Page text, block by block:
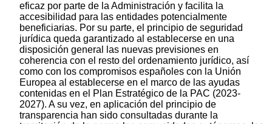
eficaz por parte de la Administración y facilita la
accesibilidad para las entidades potencialmente
beneficiarias. Por su parte, el principio de seguridad
jurídica queda garantizado al establecerse en una
disposición general las nuevas previsiones en
coherencia con el resto del ordenamiento jurídico, así
como con los compromisos españoles con la Unión
Europea al establecerse en el marco de las ayudas
contenidas en el Plan Estratégico de la PAC (2023-
2027). A su vez, en aplicación del principio de
transparencia han sido consultadas durante la